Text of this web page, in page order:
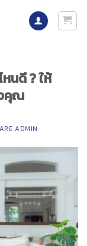
นดี ? ให้
คุณ
ADMIN